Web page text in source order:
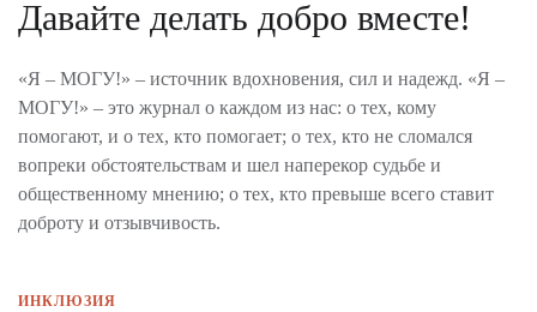
Давайте делать добро вместе!
«Я – МОГУ!» – источник вдохновения, сил и надежд. «Я –
МОГУ!» – это журнал о каждом из нас: о тех, кому
помогают, и о тех, кто помогает; о тех, кто не сломался
вопреки обстоятельствам и шел наперекор судьбе и
общественному мнению; о тех, кто превыше всего ставит
доброту и отзывчивость.
ИНКЛЮЗИЯ